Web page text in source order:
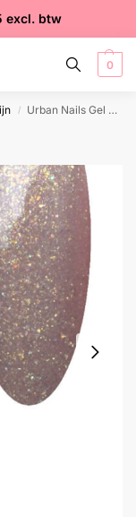
excl. btw
verzonden
0
/ Urban Nails Gel Polish GP250 Taupe Gold Glitter